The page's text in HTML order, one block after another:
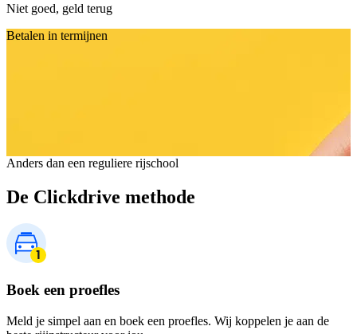
Niet goed, geld terug
Betalen in termijnen
Anders dan een reguliere rijschool
De Clickdrive methode
Boek een proefles
Meld je simpel aan en boek een proefles. Wij koppelen je aan de